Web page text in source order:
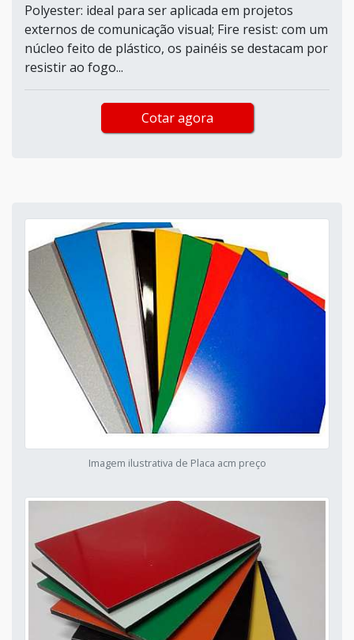
Polyester: ideal para ser aplicada em projetos
externos de comunicação visual; Fire resist: com um
núcleo feito de plástico, os painéis se destacam por
resistir ao fogo...
Cotar agora
Imagem ilustrativa de Placa acm preço